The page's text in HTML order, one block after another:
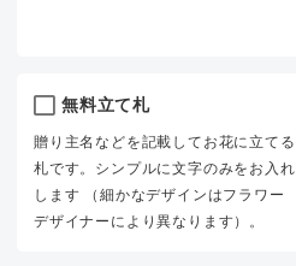
無料立て札
贈り主名などを記載してお花に立てる
札です。シンプルに文字のみをお入れ
します （細かなデザインはフラワー
デザイナーにより異なります）。